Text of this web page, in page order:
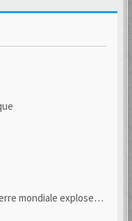
explosent dans des champs.